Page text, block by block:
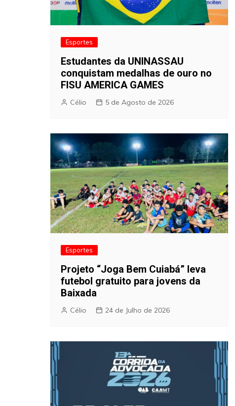
Esportes
Estudantes da UNINASSAU
conquistam medalhas de ouro no
FISU AMERICA GAMES
Célio 5 de Agosto de 2026
Esportes
Projeto “Joga Bem Cuiabá” leva
futebol gratuito para jovens da
Baixada
Célio 24 de Julho de 2026